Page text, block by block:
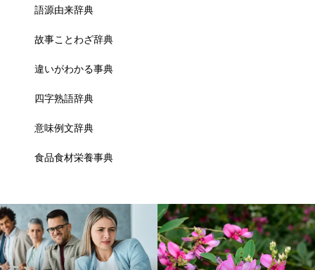
語源由来辞典
故事ことわざ辞典
違いがわかる事典
四字熟語辞典
意味例文辞典
食品食材栄養事典